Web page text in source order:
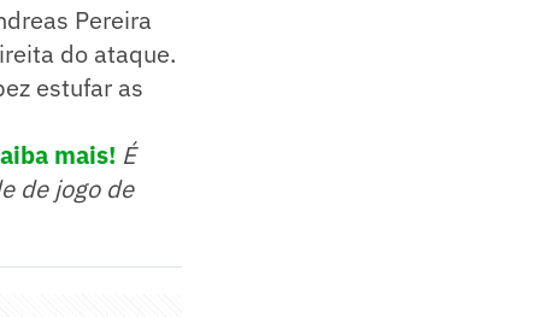
Pereira
do ataque.
estufar as
mais! É
de jogo de